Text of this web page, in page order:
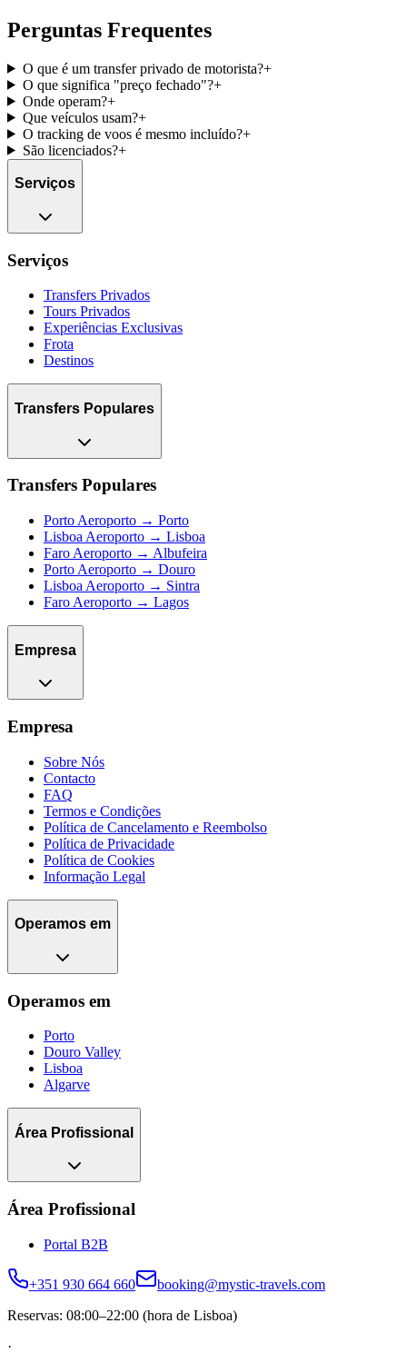
Perguntas Frequentes
O que é um transfer privado de motorista?+
O que significa "preço fechado"?+
Onde operam?+
Que veículos usam?+
O tracking de voos é mesmo incluído?+
São licenciados?+
Serviços
Serviços
Transfers Privados
Tours Privados
Experiências Exclusivas
Frota
Destinos
Transfers Populares
Transfers Populares
Porto Aeroporto → Porto
Lisboa Aeroporto → Lisboa
Faro Aeroporto → Albufeira
Porto Aeroporto → Douro
Lisboa Aeroporto → Sintra
Faro Aeroporto → Lagos
Empresa
Empresa
Sobre Nós
Contacto
FAQ
Termos e Condições
Política de Cancelamento e Reembolso
Política de Privacidade
Política de Cookies
Informação Legal
Operamos em
Operamos em
Porto
Douro Valley
Lisboa
Algarve
Área Profissional
Área Profissional
Portal B2B
+351 930 664 660
booking@mystic-travels.com
Reservas: 08:00–22:00 (hora de Lisboa)
·